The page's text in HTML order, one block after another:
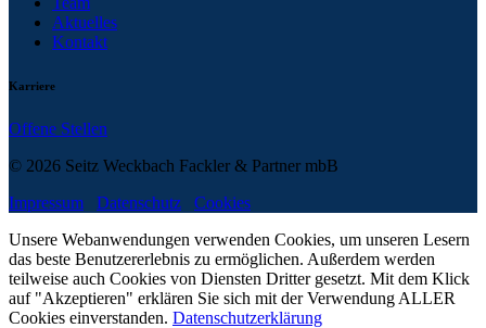
Aktuelles
Kontakt
Karriere
Offene Stellen
© 2026 Seitz Weckbach Fackler & Partner mbB
Impressum
Datenschutz
Cookies
Unsere Webanwendungen verwenden Cookies, um unseren Lesern
das beste Benutzererlebnis zu ermöglichen. Außerdem werden
teilweise auch Cookies von Diensten Dritter gesetzt. Mit dem Klick
auf "Akzeptieren" erklären Sie sich mit der Verwendung ALLER
Cookies einverstanden. Datenschutzerklärung